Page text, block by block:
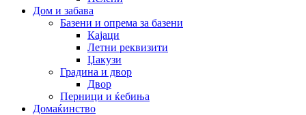
Дом и забава
Базени и опрема за базени
Кајаци
Летни реквизити
Џакузи
Градина и двор
Двор
Перници и ќебиња
Домаќинство